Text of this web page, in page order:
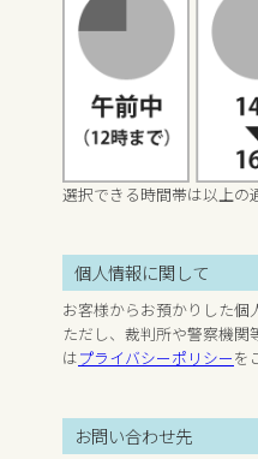
選択できる時間帯は以上の
個人情報に関して
お客様からお預かりした個
ただし、裁判所や警察機関
はプライバシーポリシーを
お問い合わせ先